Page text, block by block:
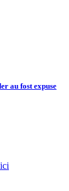
au fost expuse